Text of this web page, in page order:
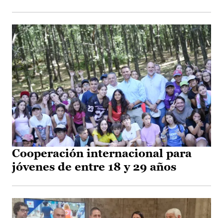
Cooperación internacional para
jóvenes de entre 18 y 29 años